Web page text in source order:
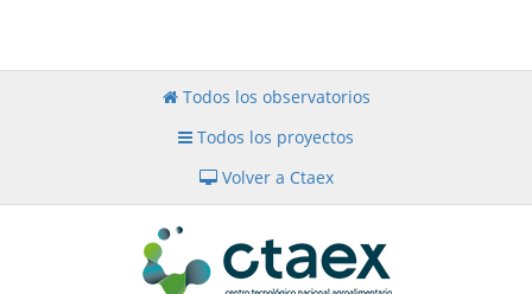
Todos los observatorios
Todos los proyectos
Volver a Ctaex